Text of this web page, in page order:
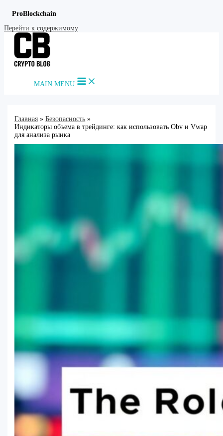
ProBlockchain
Перейти к содержимому
MAIN MENU
Главная
Безопасность
Индикаторы объема в трейдинге: как использовать Obv и Vwap
для анализа рынка